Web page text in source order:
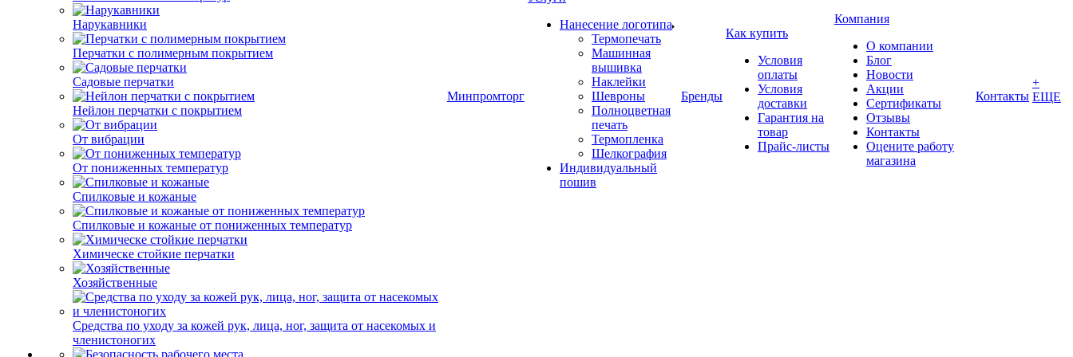
Нарукавники
Перчатки с полимерным покрытием
Садовые перчатки
Нейлон перчатки с покрытием
От вибрации
От пониженных температур
Спилковые и кожаные
Спилковые и кожаные от пониженных температур
Химическе стойкие перчатки
Хозяйственные
Средства по уходу за кожей рук, лица, ног, защита от насекомых и
членистоногих
Минпромторг
Нанесение логотипа
Термопечать
Машинная
вышивка
Наклейки
Шевроны
Полноцветная
печать
Термопленка
Шелкография
Индивидуальный
пошив
Бренды
Как купить
Условия
оплаты
Условия
доставки
Гарантия на
товар
Прайс-листы
Компания
О компании
Блог
Новости
Акции
Сертификаты
Отзывы
Контакты
Оцените работу
магазина
Контакты
+
ЕЩЕ